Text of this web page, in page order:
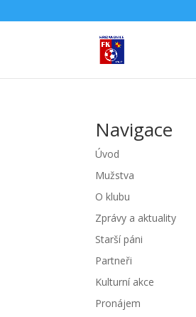
Navigace
Úvod
Mužstva
O klubu
Zprávy a aktuality
Starší páni
Partneři
Kulturní akce
Pronájem